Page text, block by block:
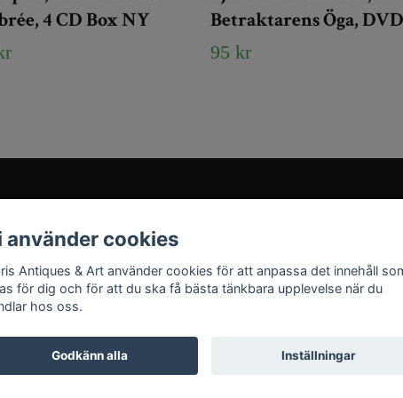
4 CD Box NY
Betraktarens Öga,
95 kr
YouTube
använder cookies
Antiques & Art använder cookies för att anpassa det innehåll
för dig och för att du ska få bästa tänkbara upplevelse när du
hos oss.
Godkänn alla Inställningar